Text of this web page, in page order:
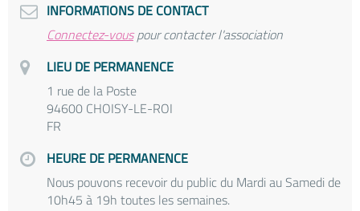
INFORMATIONS DE CONTACT
Connectez-vouspour contacter l'association
LIEU DE PERMANENCE
1 rue de la Poste
94600 CHOISY-LE-ROI
FR
HEURE DE PERMANENCE
Nous pouvons recevoir du public du Mardi au Samedi de
10h45 à 19h toutes les semaines.